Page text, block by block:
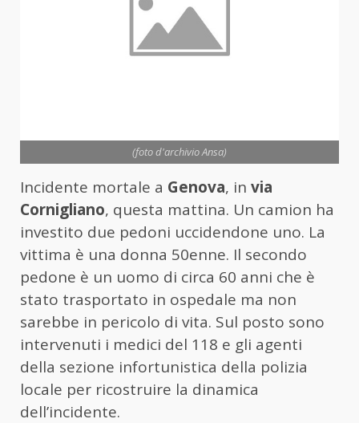
(foto d'archivio Ansa)
Incidente mortale a Genova, in via
Cornigliano, questa mattina. Un camion ha
investito due pedoni uccidendone uno. La
vittima è una donna 50enne. Il secondo
pedone è un uomo di circa 60 anni che è
stato trasportato in ospedale ma non
sarebbe in pericolo di vita. Sul posto sono
intervenuti i medici del 118 e gli agenti
della sezione infortunistica della polizia
locale per ricostruire la dinamica
dell’incidente.